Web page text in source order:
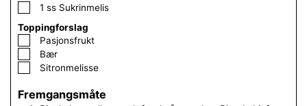
▢
1 ss Sukrinmelis
Toppingforslag
▢Pasjonsfrukt
▢Bær
▢Sitronmelisse
Fremgangsmåte